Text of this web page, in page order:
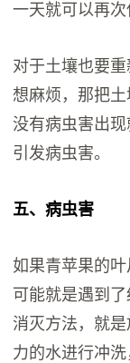
一天就可以再次
对于土壤也要
想麻烦，那把
没有病虫害出
引发病虫害。
五、病虫害
如果青苹果的
可能就是遇到
消灭方法，就
力的水进行冲